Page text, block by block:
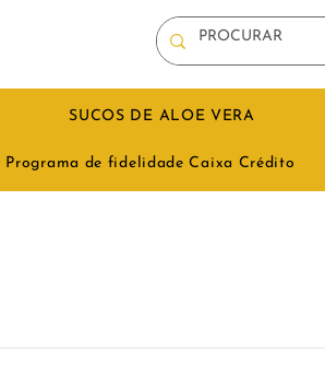
SUCOS DE ALOE VERA
Programa de fidelidade Caixa Crédito